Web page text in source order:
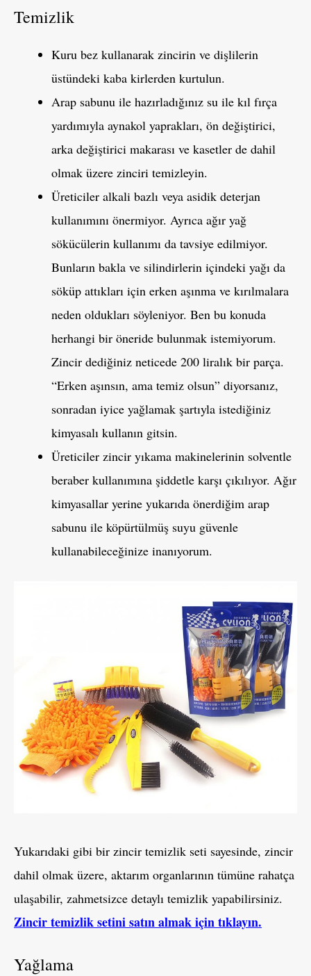
Temizlik
Kuru bez kullanarak zincirin ve dişlilerin
üstündeki kaba kirlerden kurtulun.
Arap sabunu ile hazırladığınız su ile kıl fırça
yardımıyla aynakol yaprakları, ön değiştirici,
arka değiştirici makarası ve kasetler de dahil
olmak üzere zinciri temizleyin.
Üreticiler alkali bazlı veya asidik deterjan
kullanımını önermiyor. Ayrıca ağır yağ
sökücülerin kullanımı da tavsiye edilmiyor.
Bunların bakla ve silindirlerin içindeki yağı da
söküp attıkları için erken aşınma ve kırılmalara
neden oldukları söyleniyor. Ben bu konuda
herhangi bir öneride bulunmak istemiyorum.
Zincir dediğiniz neticede 200 liralık bir parça.
“Erken aşınsın, ama temiz olsun” diyorsanız,
sonradan iyice yağlamak şartıyla istediğiniz
kimyasalı kullanın gitsin.
Üreticiler zincir yıkama makinelerinin solventle
beraber kullanımına şiddetle karşı çıkılıyor. Ağır
kimyasallar yerine yukarıda önerdiğim arap
sabunu ile köpürtülmüş suyu güvenle
kullanabileceğinize inanıyorum.
Yukarıdaki gibi bir zincir temizlik seti sayesinde, zincir
dahil olmak üzere, aktarım organlarının tümüne rahatça
ulaşabilir, zahmetsizce detaylı temizlik yapabilirsiniz.
Zincir temizlik setini satın almak için tıklayın.
Yağlama